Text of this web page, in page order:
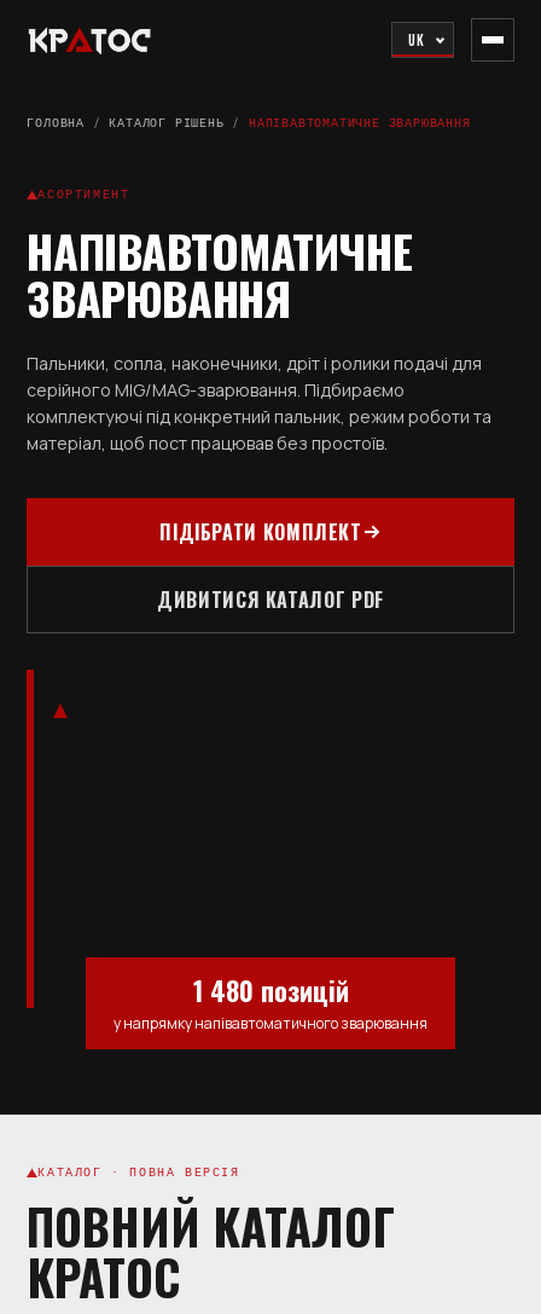
UK
ГОЛОВНА /КАТАЛОГ РІШЕНЬ /НАПІВАВТОМАТИЧНЕ ЗВАРЮВАННЯ
АСОРТИМЕНТ
НАПІВАВТОМАТИЧНЕ
ЗВАРЮВАННЯ
Пальники, сопла, наконечники, дріт і ролики подачі для
серійного MIG/MAG-зварювання. Підбираємо
комплектуючі під конкретний пальник, режим роботи та
матеріал, щоб пост працював без простоїв.
ПІДІБРАТИ КОМПЛЕКТ
ДИВИТИСЯ КАТАЛОГ PDF
1 480 позицій
у напрямку напівавтоматичного зварювання
КАТАЛОГ · ПОВНА ВЕРСІЯ
ПОВНИЙ КАТАЛОГ
КРАТОС